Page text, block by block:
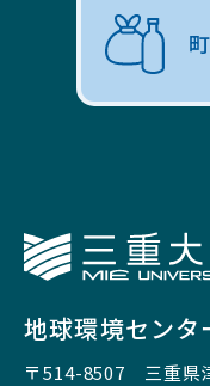
地球環境センタ
〒514-8507 三重県